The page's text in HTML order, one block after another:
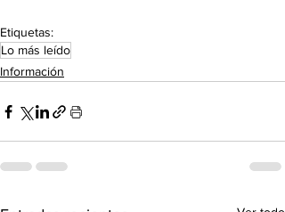
Etiquetas:
Lo más leído
Información